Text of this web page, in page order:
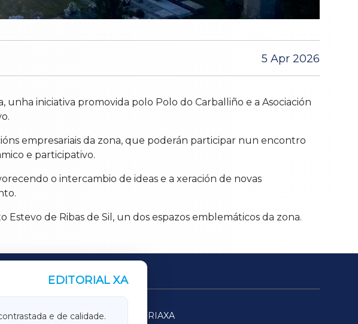
5 Apr 2026
iniciativa promovida polo Polo do Carballiño e a Asociación
empresariais da zona, que poderán participar nun encontro
e participativo.
o intercambio de ideas e a xeración de novas
de Ribas de Sil, un dos espazos emblemáticos da zona.
EDITORIAL XA
e de calidade.
SARRIAXA